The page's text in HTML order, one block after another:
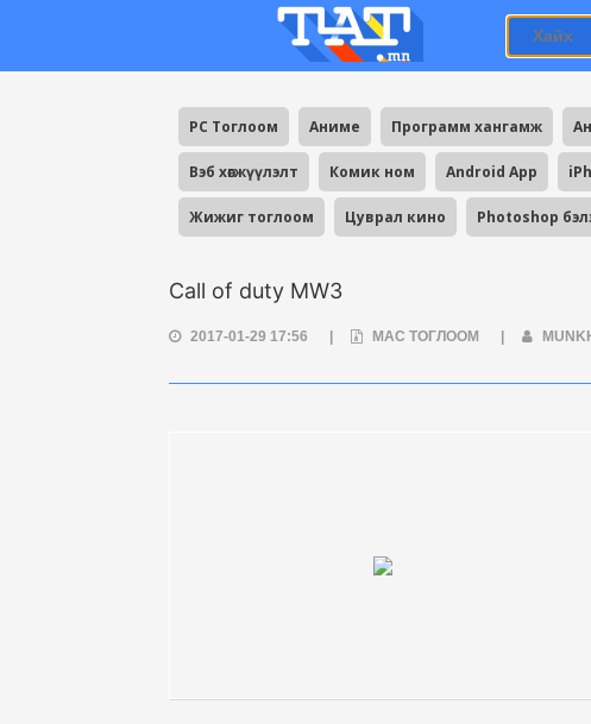
PC Тоглоом Аниме Программ хангамж
Вэб хөгжүүлэлт Комик ном Android App
Жижиг тоглоом Цуврал кино Photoshop
Call of duty MW3
2017-01-29 17:56 MAC ТОГЛООМ